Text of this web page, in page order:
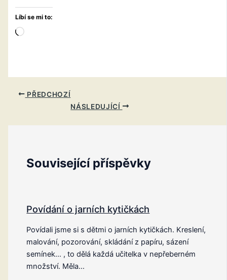
Líbí se mi to:
Načítání…
PŘEDCHOZÍ
NÁSLEDUJÍCÍ
Související příspěvky
Povídání o jarních kytičkách
Povídali jsme si s dětmi o jarních kytičkách. Kreslení,
malování, pozorování, skládání z papíru, sázení
semínek… , to dělá každá učitelka v nepřeberném
množství. Měla…